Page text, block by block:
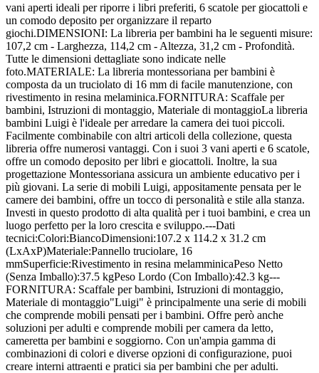
vani aperti ideali per riporre i libri preferiti, 6 scatole per giocattoli e
un comodo deposito per organizzare il reparto
giochi.DIMENSIONI: La libreria per bambini ha le seguenti misure:
107,2 cm - Larghezza, 114,2 cm - Altezza, 31,2 cm - Profondità.
Tutte le dimensioni dettagliate sono indicate nelle
foto.MATERIALE: La libreria montessoriana per bambini è
composta da un truciolato di 16 mm di facile manutenzione, con
rivestimento in resina melaminica.FORNITURA: Scaffale per
bambini, Istruzioni di montaggio, Materiale di montaggioLa libreria
bambini Luigi è l'ideale per arredare la camera dei tuoi piccoli.
Facilmente combinabile con altri articoli della collezione, questa
libreria offre numerosi vantaggi. Con i suoi 3 vani aperti e 6 scatole,
offre un comodo deposito per libri e giocattoli. Inoltre, la sua
progettazione Montessoriana assicura un ambiente educativo per i
più giovani. La serie di mobili Luigi, appositamente pensata per le
camere dei bambini, offre un tocco di personalità e stile alla stanza.
Investi in questo prodotto di alta qualità per i tuoi bambini, e crea un
luogo perfetto per la loro crescita e sviluppo.---Dati
tecnici:Colori:BiancoDimensioni:107.2 x 114.2 x 31.2 cm
(LxAxP)Materiale:Pannello truciolare, 16
mmSuperficie:Rivestimento in resina melamminicaPeso Netto
(Senza Imballo):37.5 kgPeso Lordo (Con Imballo):42.3 kg---
FORNITURA: Scaffale per bambini, Istruzioni di montaggio,
Materiale di montaggio"Luigi" è principalmente una serie di mobili
che comprende mobili pensati per i bambini. Offre però anche
soluzioni per adulti e comprende mobili per camera da letto,
cameretta per bambini e soggiorno. Con un'ampia gamma di
combinazioni di colori e diverse opzioni di configurazione, puoi
creare interni attraenti e pratici sia per bambini che per adulti.